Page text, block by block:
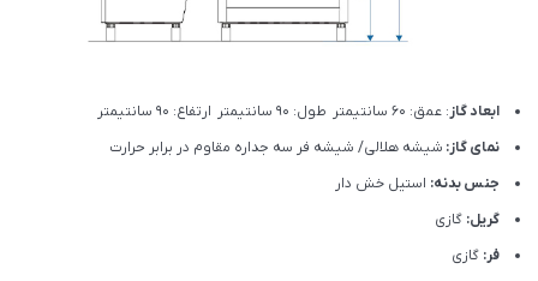
ابعاد گاز: عمق: 60 سانتیمتر طول: 90 سانتیمتر ارتفاع: 90 سانتیمتر
نمای گاز: شیشه هلالی/ شیشه فر سه جداره مقاوم در برابر حرارت
جنس بدنه: استیل خش دار
گریل: گازی
فر: گازی